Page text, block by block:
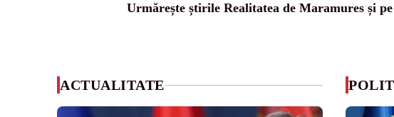
Urmărește știrile Realitatea de Maramures și pe
ACTUALITATE